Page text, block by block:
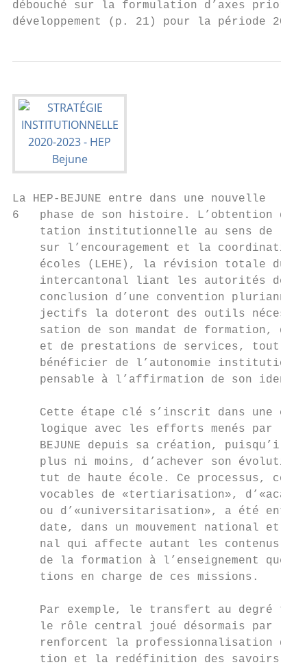
débouché sur la formulation d’axes
développement (p. 21) pour la période
La HEP-BEJUNE entre dans une
6   phase de son histoire. L’obtention
tation institutionnelle au sens de la
sur l’encouragement et la
écoles (LEHE), la révision totale du
intercantonal liant les autorités de
conclusion d’une convention
jectifs la doteront des outils
sation de son mandat de formation, de
et de prestations de services, tout
bénéficier de l’autonomie
pensable à l’affirmation de son
Cette étape clé s’inscrit dans une
logique avec les efforts menés par la
BEJUNE depuis sa création, puisqu’il
plus ni moins, d’achever son
tut de haute école. Ce processus,
vocables de «tertiarisation»,
ou d’«universitarisation», a été
date, dans un mouvement national et
nal qui affecte autant les contenus
de la formation à l’enseignement que
tions en charge de ces missions.
Par exemple, le transfert au degré
le rôle central joué désormais par la
renforcent la professionnalisation de
tion et la redéfinition des savoirs